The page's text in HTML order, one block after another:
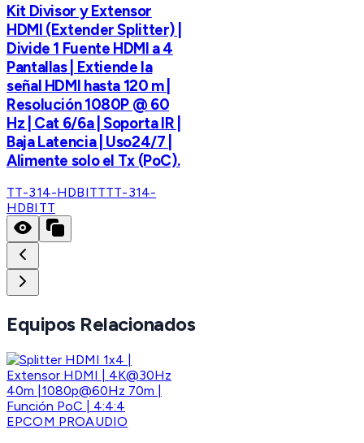
Kit Divisor y Extensor
HDMI (Extender Splitter) |
Divide 1 Fuente HDMI a 4
Pantallas | Extiende la
señal HDMI hasta 120 m |
Resolución 1080P @ 60
Hz | Cat 6/6a | Soporta IR |
Baja Latencia | Uso24/7 |
Alimente solo el Tx (PoC).
TT-314-HDBITTTT-314-
HDBITT
Equipos Relacionados
EPCOM PROAUDIO